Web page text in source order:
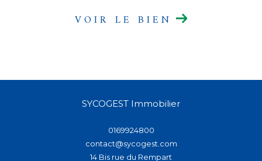
VOIR LE BIEN
SYCOGEST Immobilier
0169924800
contact@sycogest.com
14 Bis rue du Rempart